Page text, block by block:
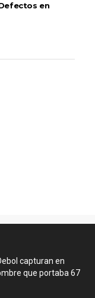
en
capturan en
que portaba 67